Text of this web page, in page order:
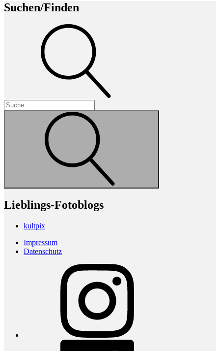
Suchen/Finden
Lieblings-Fotoblogs
kultpix
Impressum
Datenschutz